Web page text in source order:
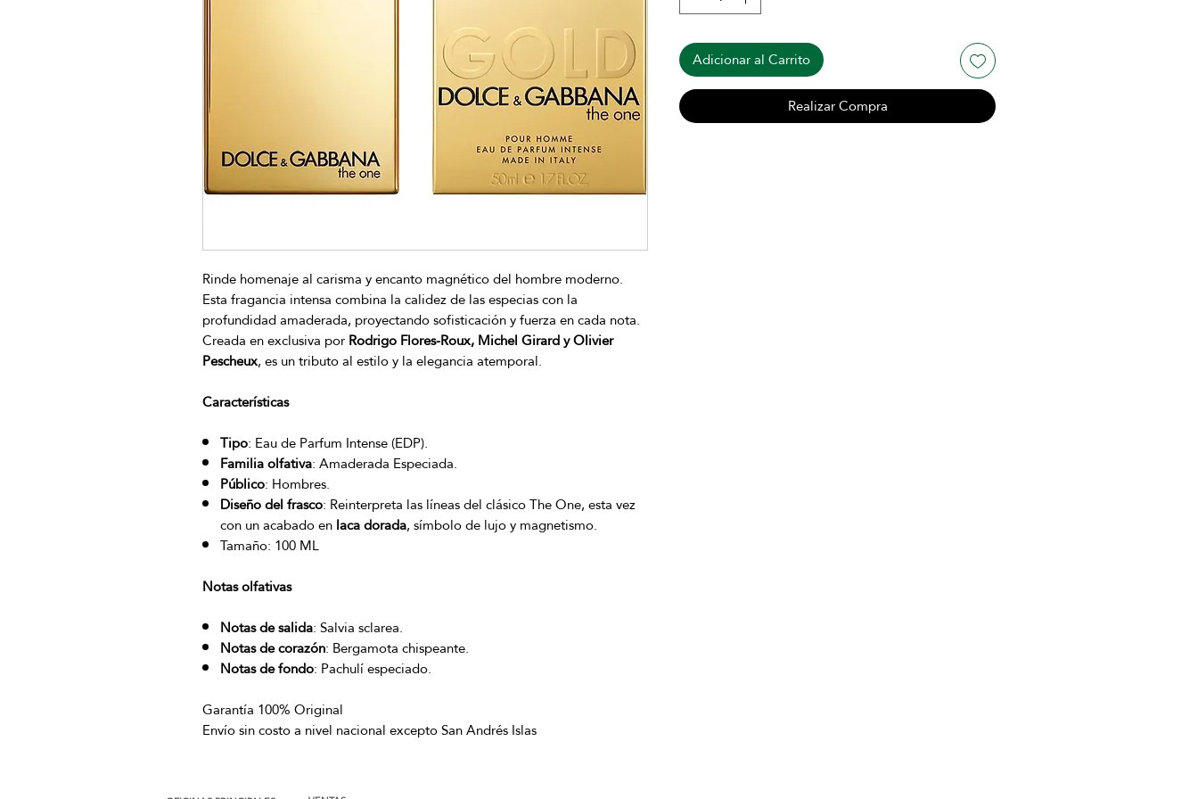
Rinde homenaje al carisma y encanto magnético del hombre moderno.
Esta fragancia intensa combina la calidez de las especias con la
profundidad amaderada, proyectando sofisticación y fuerza en cada nota.
Creada en exclusiva porRodrigo Flores-Roux, Michel Girard y Olivier
Pescheux, es un tributo al estilo y la elegancia atemporal.
Características
Tipo: Eau de Parfum Intense (EDP).
Familia olfativa: Amaderada Especiada.
Público: Hombres.
Diseño del frasco: Reinterpreta las líneas del clásico The One, esta vez
con un acabado enlaca dorada, símbolo de lujo y magnetismo.
Tamaño: 100 ML
Notas olfativas
Notas de salida: Salvia sclarea.
Notas de corazón: Bergamota chispeante.
Notas de fondo: Pachulí especiado.
Garantía 100% Original
Envío sin costo a nivel nacional excepto San Andrés Islas
Adicionar al Carrito
Realizar Compra